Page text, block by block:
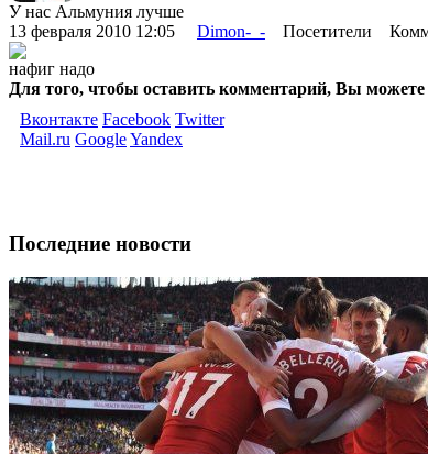
У нас Альмуния лучше
13 февраля 2010 12:05 Dimon-_- Посетители
нафиг надо
Для того, чтобы оставить комментарий, Вы
Вконтакте Facebook Twitter
Mail.ru GoogleYandex
Последние новости